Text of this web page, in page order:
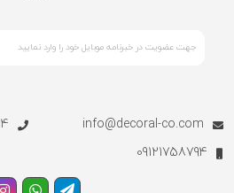
info@decoral-co.com
09121758794